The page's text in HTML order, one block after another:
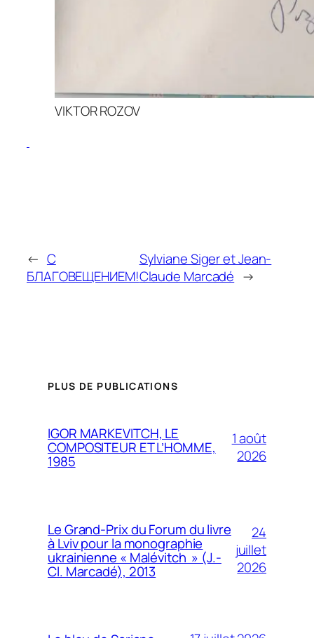
VIKTOR ROZOV
← С
БЛАГОВЕЩЕНИЕМ!
Sylviane Siger et Jean-
Claude Marcadé →
PLUS DE PUBLICATIONS
IGOR MARKEVITCH, LE
COMPOSITEUR ET L’HOMME,
1985
1 août
2026
Le Grand-Prix du Forum du livre
à Lviv pour la monographie
ukrainienne « Malévitch » (J.-
Cl. Marcadé), 2013
24
juillet
2026